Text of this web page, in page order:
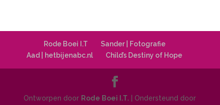
Rode Boei I.T
Sander | Fotografie
Aad | hetbijenabc.nl
Child’s Destiny of Hope
Ontworpen door Rode Boei I.T. | Ondersteund door